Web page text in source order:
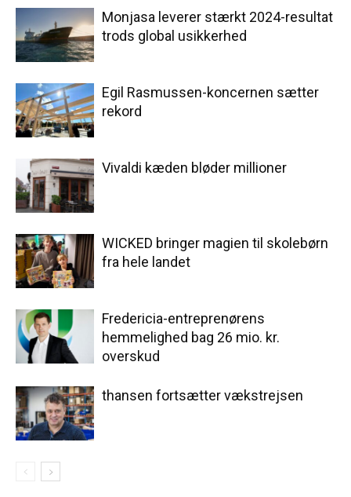
Monjasa leverer stærkt 2024-resultat
trods global usikkerhed
Egil Rasmussen-koncernen sætter
rekord
Vivaldi kæden bløder millioner
WICKED bringer magien til skolebørn
fra hele landet
Fredericia-entreprenørens
hemmelighed bag 26 mio. kr.
overskud
thansen fortsætter vækstrejsen